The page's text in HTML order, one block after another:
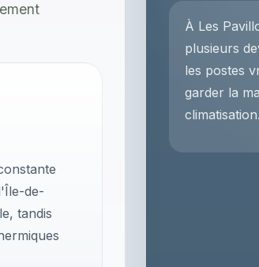
À Les
plusieurs
les postes
garder la
climatisation.
de-
tandis